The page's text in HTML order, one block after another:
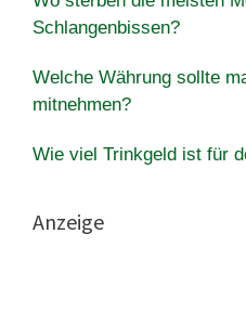
Schlangenbissen?
Welche Währung sollte
mitnehmen?
Wie viel Trinkgeld ist für
Anzeige